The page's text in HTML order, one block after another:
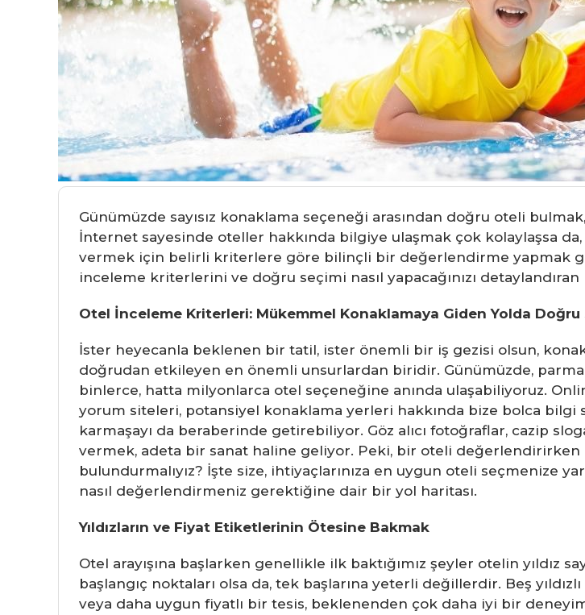
Günümüzde sayısız konaklama seçeneği arasından doğru oteli
İnternet sayesinde oteller hakkında bilgiye ulaşmak çok kolaylaşsa
vermek için belirli kriterlere göre bilinçli bir değerlendirme yapmak
inceleme kriterlerini ve doğru seçimi nasıl yapacağınızı
Otel İnceleme Kriterleri: Mükemmel Konaklamaya Giden Yolda Doğru
İster heyecanla beklenen bir tatil, ister önemli bir iş gezisi olsun,
doğrudan etkileyen en önemli unsurlardan biridir. Günümüzde,
binlerce, hatta milyonlarca otel seçeneğine anında ulaşabiliyoruz.
yorum siteleri, potansiyel konaklama yerleri hakkında bize bolca bilgi
karmaşayı da beraberinde getirebiliyor. Göz alıcı fotoğraflar, cazip
vermek, adeta bir sanat haline geliyor. Peki, bir oteli
bulundurmalıyız? İşte size, ihtiyaçlarınıza en uygun oteli seçmenize
nasıl değerlendirmeniz gerektiğine dair bir yol haritası.
Yıldızların ve Fiyat Etiketlerinin Ötesine Bakmak
Otel arayışına başlarken genellikle ilk baktığımız şeyler otelin yıldız
başlangıç noktaları olsa da, tek başlarına yeterli değillerdir. Beş
veya daha uygun fiyatlı bir tesis, beklenenden çok daha iyi bir